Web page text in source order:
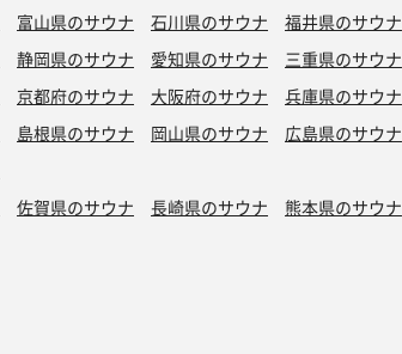
富山県のサウナ 石川県のサウナ 福井県のサウナ
静岡県のサウナ 愛知県のサウナ 三重県のサウナ
京都府のサウナ 大阪府のサウナ 兵庫県のサウナ
島根県のサウナ 岡山県のサウナ 広島県のサウナ
佐賀県のサウナ 長崎県のサウナ 熊本県のサウナ